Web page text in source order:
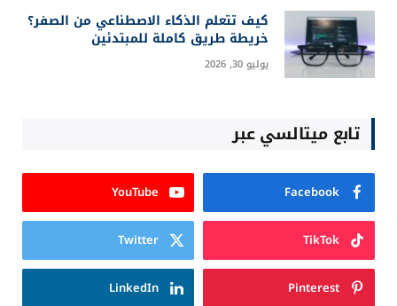
كيف تتعلم الذكاء الاصطناعي من الصفر؟
خريطة طريق كاملة للمبتدئين
يوليو 30, 2026
تابع ميتالسي عبر
Facebook
YouTube
TikTok
Twitter
Pinterest
LinkedIn